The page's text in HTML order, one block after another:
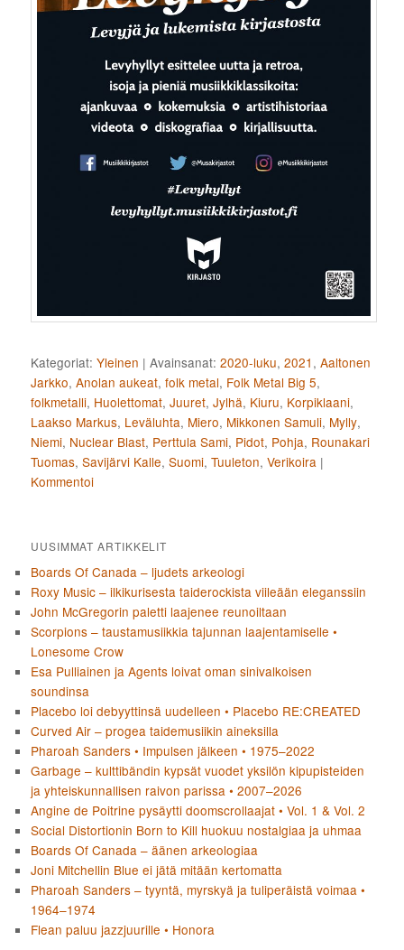
Kategoriat: Yleinen |Avainsanat: 2020-luku,2021 ,Aaltonen
Jarkko,Anolan aukeat,folk metal, Folk Metal Big 5,
folkmetalli, Huolettomat,Juuret,Jylhä, Kiuru, Korpiklaani,
Laakso Markus, Leväluhta, Miero, Mikkonen Samuli, Mylly,
Niemi, Nuclear Blast, Perttula Sami, Pidot, Pohja, Rounakari
Tuomas,Savijärvi Kalle,Suomi,Tuuleton,Verikoira |
Kommentoi
UUSIMMAT ARTIKKELIT
Boards Of Canada – ljudets arkeologi
Roxy Music – ilkikurisesta taiderockista viileään eleganssiin
John McGregorin paletti laajenee reunoiltaan
Scorpions – taustamusiikkia tajunnan laajentamiselle •
Lonesome Crow
Esa Pulliainen ja Agents loivat oman sinivalkoisen
soundinsa
Placebo loi debyyttinsä uudelleen • Placebo RE:CREATED
Curved Air – progea taidemusiikin aineksilla
Pharoah Sanders • Impulsen jälkeen • 1975–2022
Garbage – kulttibändin kypsät vuodet yksilön kipupisteiden
ja yhteiskunnallisen raivon parissa • 2007–2026
Angine de Poitrine pysäytti doomscrollaajat • Vol. 1 & Vol. 2
Social Distortionin Born to Kill huokuu nostalgiaa ja uhmaa
Boards Of Canada – äänen arkeologiaa
Joni Mitchellin Blue ei jätä mitään kertomatta
Pharoah Sanders – tyyntä, myrskyä ja tuliperäistä voimaa •
1964–1974
Flean paluu jazzjuurille • Honora